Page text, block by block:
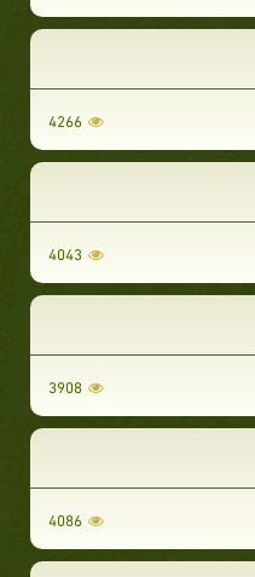
4266
4043
3908
4086